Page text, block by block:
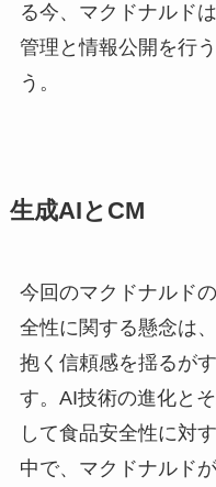
る今、マクドナルド
管理と情報公開を行
う。
生成AIとCM
今回のマクドナルド
全性に関する懸念は
抱く信頼感を揺るが
す。AI技術の進化と
して食品安全性に対
中で、マクドナルド